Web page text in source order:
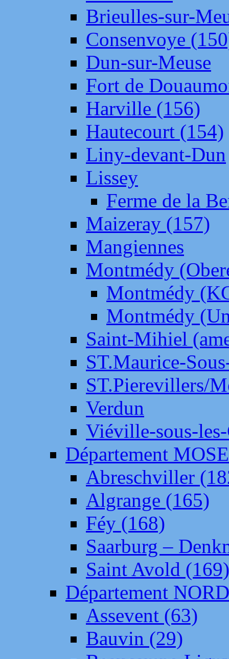
Brieulles-sur-
Consenvoye
Dun-sur-Meuse
Fort de
Harville (156)
Hautecourt (154)
Liny-devant-Dun
Lissey
Ferme de la
Maizeray (157)
Mangiennes
Montmédy
Montmédy
Montmédy
Saint-Mihiel
ST.Maurice-
ST.Pierevillers/
Verdun
Viéville-sous-
Département
Abreschviller
Algrange (165)
Féy (168)
Saarburg –
Saint Avold (169)
Département NORD
Assevent (63)
Bauvin (29)